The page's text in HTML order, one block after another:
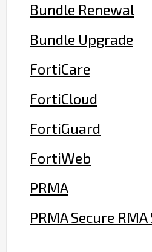
Bundle Renewal
Bundle Upgrade
FortiCare
FortiCloud
FortiGuard
FortiWeb
PRMA
PRMA Secure